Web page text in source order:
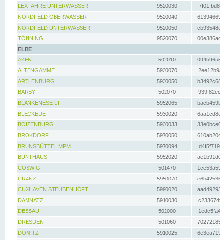
LEXFÄHRE UNTERWASSER
9520030
NORDFELD OBERWASSER
9520040
NORDFELD UNTERWASSER
9520050
TÖNNING
9520070
ELBE
AKEN
502010
ALTENGAMME
5930070
ARTLENBURG
5930050
BARBY
502070
BLANKENESE UF
5952065
BLECKEDE
5930020
BOIZENBURG
5930033
BROKDORF
5970050
BRUNSBÜTTEL MPM
5970094
BUNTHAUS
5952020
COSWIG
501470
CRANZ
5950070
CUXHAVEN STEUBENHÖFT
5990020
DAMNATZ
5910030
DESSAU
502000
DRESDEN
501060
DÖMITZ
5910025